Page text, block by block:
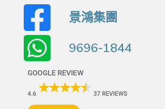
景鴻集團
9696-1844